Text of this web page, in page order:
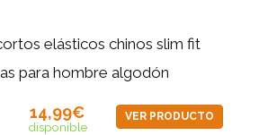
elásticos chinos slim fit
para hombre algodón
14,99€
disponible
VER PRODUCTO